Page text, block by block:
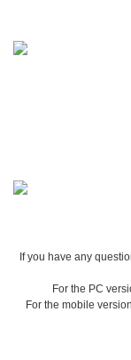
If you have any
For the PC
For the mobile